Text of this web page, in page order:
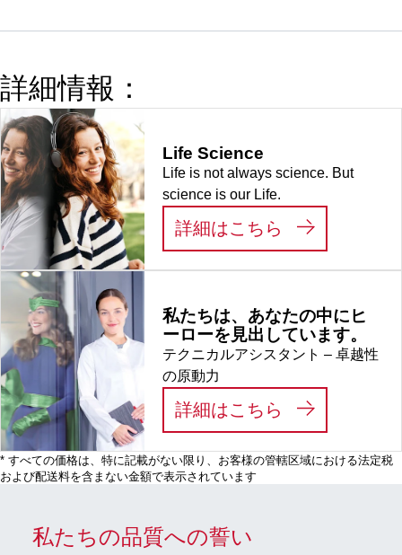
詳細情報：
Life Science
Life is not always science. But
science is our Life.
詳細はこちら LIFE
私たちは、あなたの中にヒ
ーローを見出しています。
テクニカルアシスタント – 卓越性
の原動力
詳細はこちら 私たちは、
* すべての価格は、特に記載がない限り、お客様の管轄区域における法定税
および配送料を含まない金額で表示されています
私たちの品質への誓い